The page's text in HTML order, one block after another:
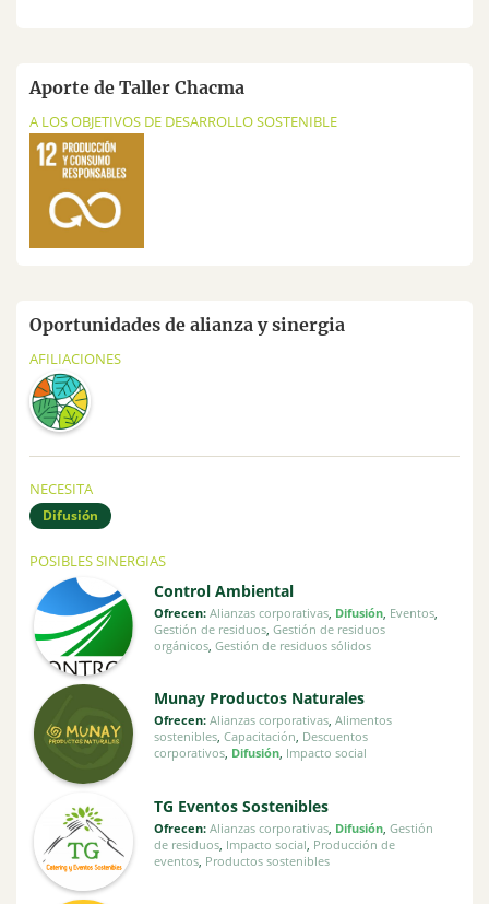
Aporte de Taller Chacma
A LOS OBJETIVOS DE DESARROLLO SOSTENIBLE
Oportunidades de alianza y sinergia
AFILIACIONES
NECESITA
Difusión
POSIBLES SINERGIAS
Control Ambiental
Ofrecen: Alianzas corporativas, Difusión, Eventos,
Gestión de residuos, Gestión de residuos
orgánicos, Gestión de residuos sólidos
Munay Productos Naturales
Ofrecen: Alianzas corporativas, Alimentos
sostenibles, Capacitación, Descuentos
corporativos, Difusión, Impacto social
TG Eventos Sostenibles
Ofrecen: Alianzas corporativas, Difusión, Gestión
de residuos, Impacto social Producción de
eventos, Productos sostenibles